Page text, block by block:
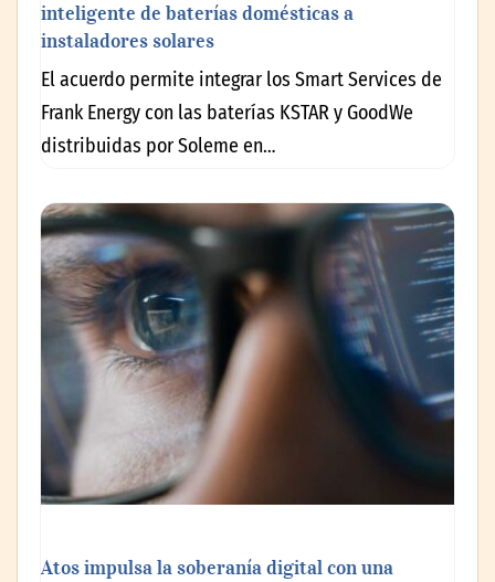
inteligente de baterías domésticas a
instaladores solares
El acuerdo permite integrar los Smart Services de
Frank Energy con las baterías KSTAR y GoodWe
distribuidas por Soleme en…
Atos impulsa la soberanía digital con una